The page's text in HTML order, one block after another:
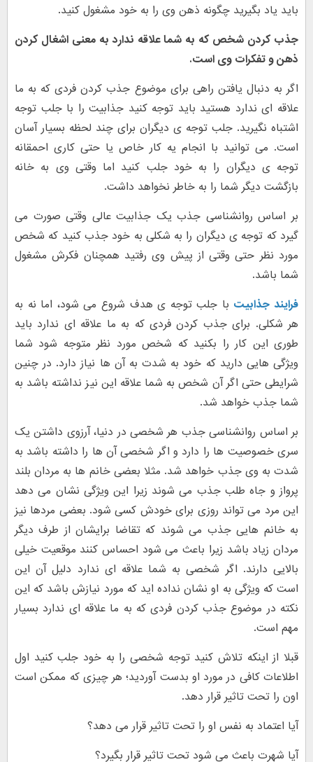
باید یاد بگیرید چگونه ذهن وی را به خود مشغول کنید.
جذب کردن شخص که به شما علاقه ندارد به معنی اشغال کردن
ذهن و تفکرات وی است.
اگر به دنبال یافتن راهی برای موضوع جذب کردن فردی که به ما
علاقه ای ندارد هستید باید توجه کنید جذابیت را با جلب توجه
اشتباه نگیرید. جلب توجه ی دیگران برای چند لحظه بسیار آسان
است. می توانید با انجام یه کار خاص یا حتی کاری احمقانه
توجه ی دیگران را به خود جلب کنید اما وقتی وی به خانه
بازگشت دیگر شما را به خاطر نخواهد داشت.
بر اساس روانشناسی جذب یک جذابیت عالی وقتی صورت می
گیرد که توجه ی دیگران را به شکلی به خود جذب کنید که شخص
مورد نظر حتی وقتی از پیش وی رفتید همچنان فکرش مشغول
شما باشد.
فرایند جذابیت با جلب توجه ی هدف شروع می شود، اما نه به
هر شکلی. برای جذب کردن فردی که به ما علاقه ای ندارد باید
طوری این کار را بکنید که شخص مورد نظر متوجه شود شما
ویژگی هایی دارید که خود به شدت به آن ها نیاز دارد. در چنین
شرایطی حتی اگر آن شخص به شما علاقه این نیز نداشته باشد به
شما جذب خواهد شد.
بر اساس روانشناسی جذب هر شخصی در دنیا، آرزوی داشتن یک
سری خصوصیت ها را دارد و اگر شخصی آن ها را داشته باشد به
شدت به وی جذب خواهد شد. مثلا بعضی خانم ها به مردان بلند
پرواز و جاه طلب جذب می شوند زیرا این ویژگی نشان می دهد
این مرد می تواند روزی برای خودش کسی شود. بعضی مردها نیز
به خانم هایی جذب می شوند که تقاضا برایشان از طرف دیگر
مردان زیاد باشد زیرا باعث می شود احساس کنند موقعیت خیلی
بالایی دارند. اگر شخصی به شما علاقه ای ندارد دلیل آن این
است که ویژگی به او نشان نداده اید که مورد نیازش باشد که این
نکته در موضوع جذب کردن فردی که به ما علاقه ای ندارد بسیار
مهم است.
قبلا از اینکه تلاش کنید توجه شخصی را به خود جلب کنید اول
اطلاعات کافی در مورد او بدست آوردید؛ هر چیزی که ممکن است
اون را تحت تاثیر قرار دهد.
آیا اعتماد به نفس او را تحت تاثیر قرار می دهد؟
آیا شهرت باعث می شود تحت تاثیر قرار بگیرد؟